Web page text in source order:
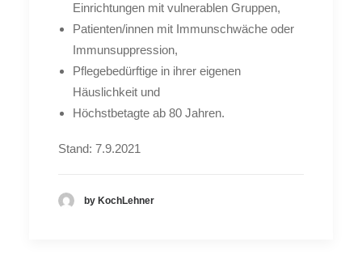
Einrichtungen mit vulnerablen Gruppen,
Patienten/innen mit Immunschwäche oder
Immunsuppression,
Pflegebedürftige in ihrer eigenen
Häuslichkeit und
Höchstbetagte ab 80 Jahren.
Stand: 7.9.2021
by KochLehner